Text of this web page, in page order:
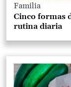
Familia
Cinco formas
rutina diaria